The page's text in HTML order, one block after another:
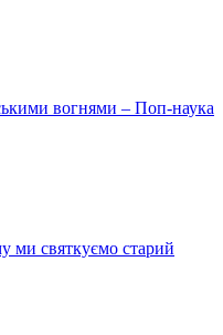
вогнями – Поп-наука
ми святкуємо старий